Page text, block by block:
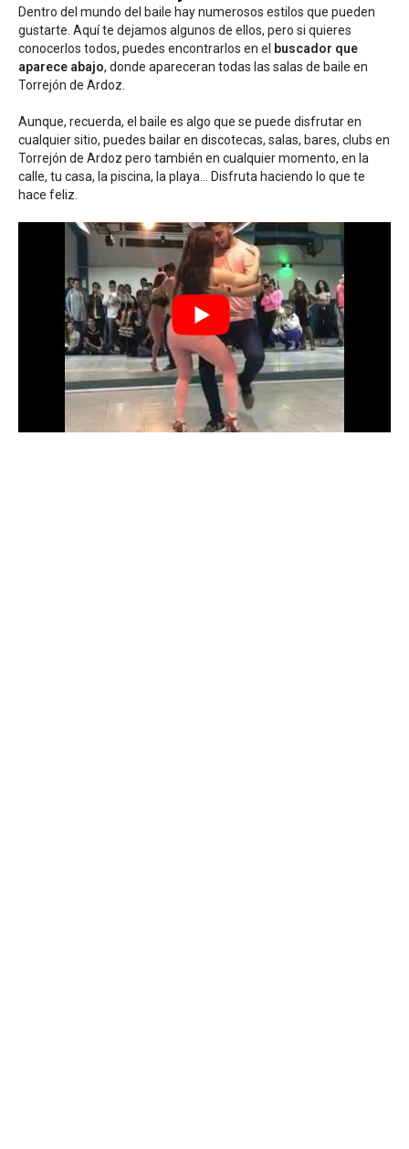
Dentro del mundo del baile hay numerosos estilos que pueden
gustarte. Aquí te dejamos algunos de ellos, pero si quieres
conocerlos todos, puedes encontrarlos en el buscador que
aparece abajo, donde apareceran todas las salas de baile en
Torrejón de Ardoz.
Aunque, recuerda, el baile es algo que se puede disfrutar en
cualquier sitio, puedes bailar en discotecas, salas, bares, clubs en
Torrejón de Ardoz pero también en cualquier momento, en la
calle, tu casa, la piscina, la playa... Disfruta haciendo lo que te
hace feliz.